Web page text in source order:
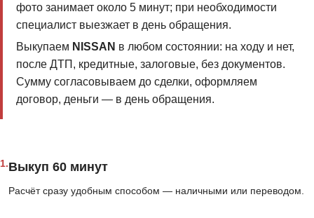
фото занимает около 5 минут; при необходимости
специалист выезжает в день обращения.
Выкупаем NISSAN в любом состоянии: на ходу и нет,
после ДТП, кредитные, залоговые, без документов.
Сумму согласовываем до сделки, оформляем
договор, деньги — в день обращения.
1.Выкуп 60 минут
Расчёт сразу удобным способом — наличными или переводом.